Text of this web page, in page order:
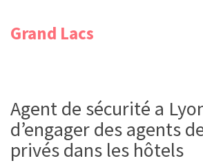
Grand Lacs
Agent de sécurité a
d’engager des agents
privés dans les hôtels